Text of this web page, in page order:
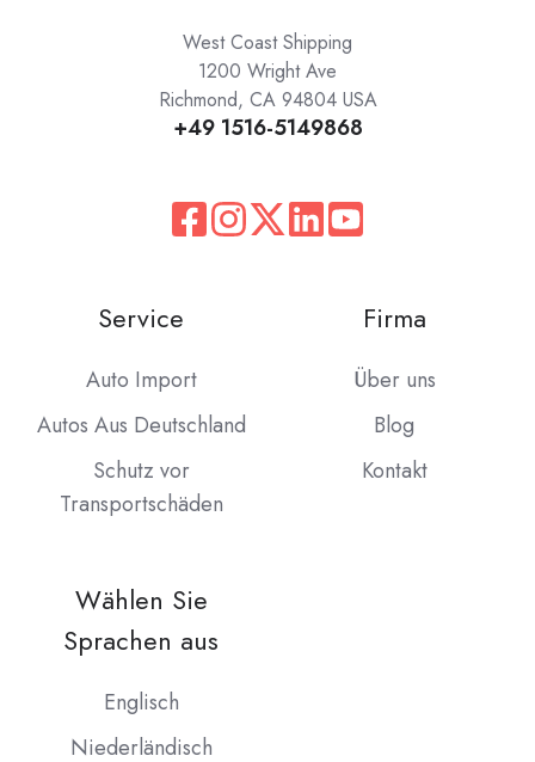
West Coast Shipping
1200 Wright Ave
Richmond, CA 94804 USA
+49 1516-5149868
Service
Auto Import
Autos Aus Deutschland
Schutz vor
Transportschäden
Firma
Über uns
Blog
Kontakt
Wählen Sie
Sprachen aus
Englisch
Niederländisch